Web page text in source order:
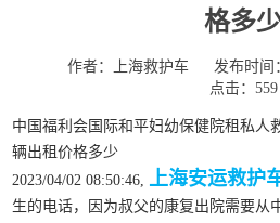
格多
作者：上海救护车
发布时间
点击：559
中国福利会国际和平妇幼保健院租私人
辆出租价格多少
2023/04/02 08:50:46, 上海安运救护
生的电话，因为叔父的康复出院需要从